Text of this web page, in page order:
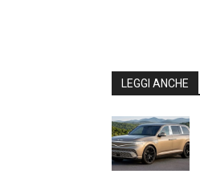
LEGGI ANCHE